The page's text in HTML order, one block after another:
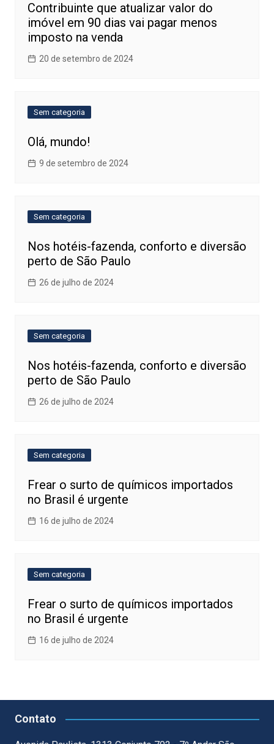
Contribuinte que atualizar valor do
imóvel em 90 dias vai pagar menos
imposto na venda
20 de setembro de 2024
Sem categoria
Olá, mundo!
9 de setembro de 2024
Sem categoria
Nos hotéis-fazenda, conforto e diversão
perto de São Paulo
26 de julho de 2024
Sem categoria
Nos hotéis-fazenda, conforto e diversão
perto de São Paulo
26 de julho de 2024
Sem categoria
Frear o surto de químicos importados
no Brasil é urgente
16 de julho de 2024
Sem categoria
Frear o surto de químicos importados
no Brasil é urgente
16 de julho de 2024
Contato